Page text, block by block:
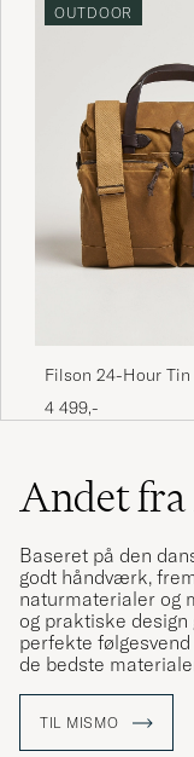
OUTDOOR
Filson 24-Hour Tin
Tan
4 499,-
Andet
Baseret på den
godt håndværk,
naturmaterialer og
og praktiske
perfekte
de bedste
TIL MISMO